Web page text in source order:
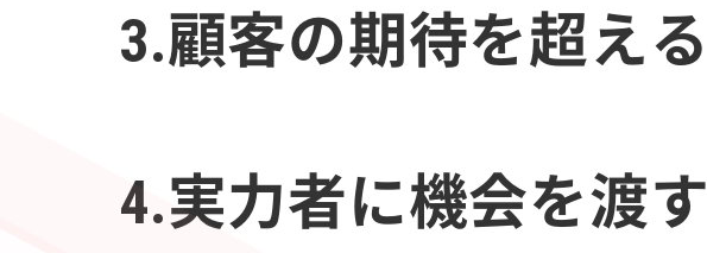
3.顧客の期待を超える
4.実力者に機会を渡す